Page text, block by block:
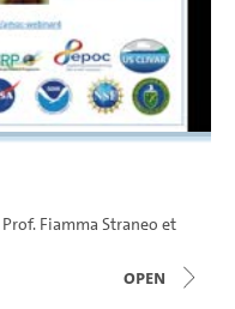
Prof. Fiamma Straneo et
open